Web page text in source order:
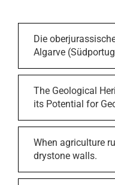
Die
Algarve
The Geological
its Potential for
When agriculture
drystone walls.